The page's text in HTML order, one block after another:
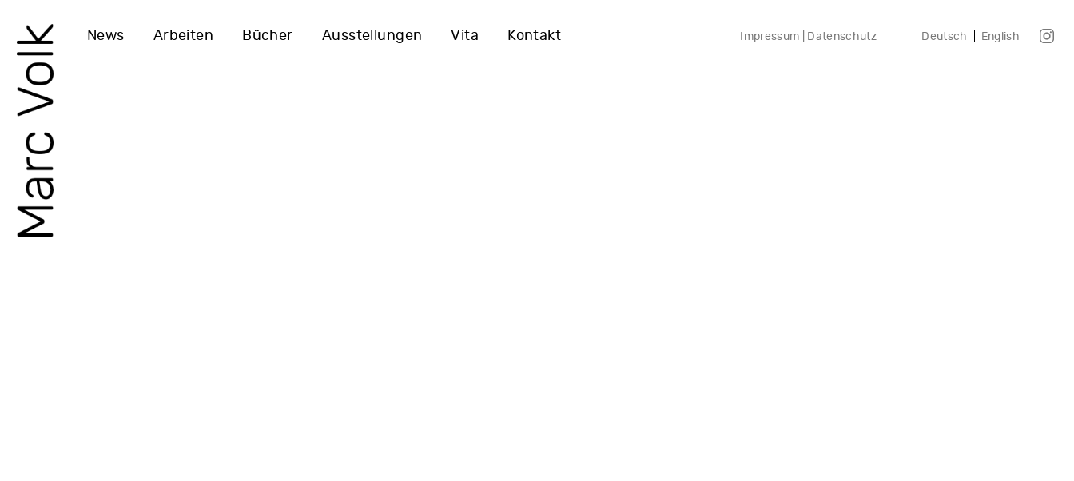
News Arbeiten Bücher Ausstellungen Vita Kontakt Impressum | Datenschutz Deutsch English